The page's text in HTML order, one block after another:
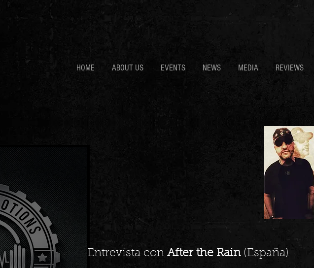
HOME ABOUT US EVENTS NEWS MEDIA REVIEWS
Entrevista con After the Rain(España)